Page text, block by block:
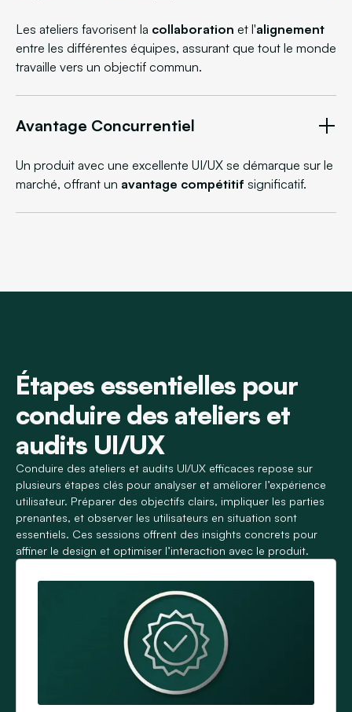
Les ateliers favorisent la collaboration et l'alignement
entre les différentes équipes, assurant que tout le monde
travaille vers un objectif commun.
Avantage Concurrentiel
Un produit avec une excellente UI/UX se démarque sur le
marché, offrant un avantage compétitif significatif.
Étapes essentielles pour
conduire des ateliers et
audits UI/UX
Conduire des ateliers et audits UI/UX efficaces repose sur
plusieurs étapes clés pour analyser et améliorer l’expérience
utilisateur. Préparer des objectifs clairs, impliquer les parties
prenantes, et observer les utilisateurs en situation sont
essentiels. Ces sessions offrent des insights concrets pour
affiner le design et optimiser l’interaction avec le produit.